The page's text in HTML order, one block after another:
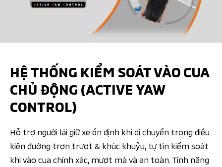
HỆ THỐNG KIỂM SOÁT VÀO CUA
CHỦ ĐỘNG (ACTIVE YAW
CONTROL)
Hỗ trợ người lái giữ xe ổn định khi di chuyển trong điều
kiện đường trơn trượt & khúc khuỷu, tự tin kiểm soát
khi vào cua chính xác, mượt mà và an toàn. Tính năng